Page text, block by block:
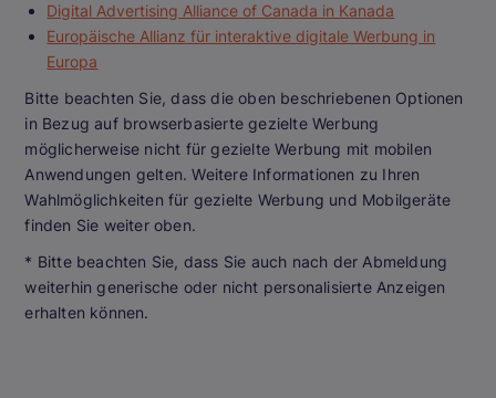
Digital Advertising Alliance of Canada in Kanada
Europäische Allianz für interaktive digitale Werbung in
Europa
Bitte beachten Sie, dass die oben beschriebenen Optionen
in Bezug auf browserbasierte gezielte Werbung
möglicherweise nicht für gezielte Werbung mit mobilen
Anwendungen gelten. Weitere Informationen zu Ihren
Wahlmöglichkeiten für gezielte Werbung und Mobilgeräte
finden Sie weiter oben.
* Bitte beachten Sie, dass Sie auch nach der Abmeldung
weiterhin generische oder nicht personalisierte Anzeigen
erhalten können.